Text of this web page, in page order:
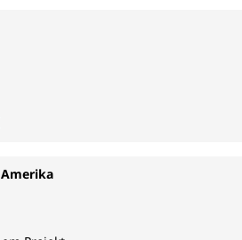
Sternen
Sternen